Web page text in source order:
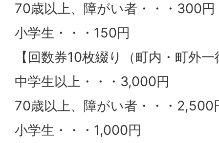
70歳以上、障がい者・・・300円
小学生・・・150円
【回数券10枚綴り（町内・町外
中学生以上・・・3,000円
70歳以上、障がい者・・・2,500
小学生・・・1,000円